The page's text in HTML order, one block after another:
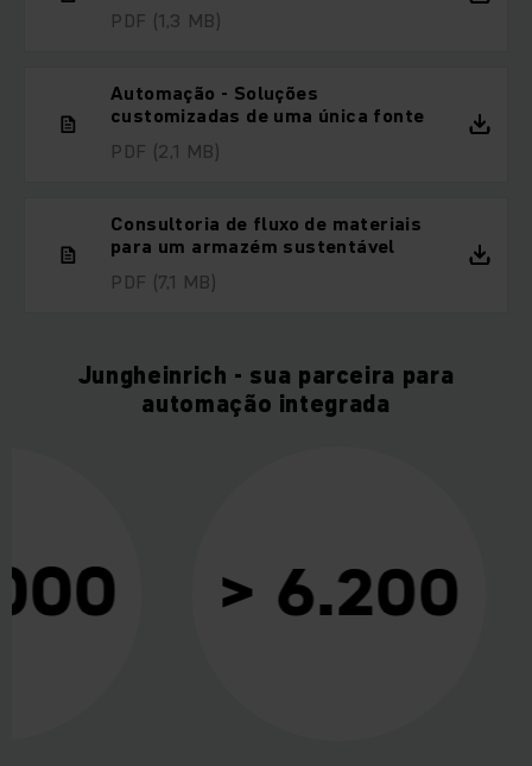
PDF (1,3 MB)
Automação - Soluções
customizadas de uma única fonte
PDF (2,1 MB)
Consultoria de fluxo de materiais
para um armazém sustentável
PDF (7,1 MB)
Jungheinrich - sua parceira para
automação integrada
> 6.200